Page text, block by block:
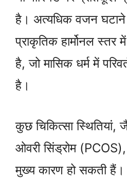
है। अत्यधिक वजन
प्राकृतिक हार्मोनल
है, जो मासिक धर्म में
है।
कुछ चिकित्सा स्थितियां,
ओवरी सिंड्रोम
मुख्य कारण हो सकती हैं।